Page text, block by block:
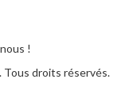
!
. Tous droits réservés.